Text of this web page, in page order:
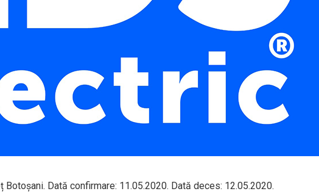
Botoșani. Dată confirmare: 11.05.2020. Dată deces: 12.05.2020.